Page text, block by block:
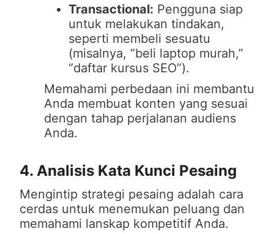
Transactional: Pengguna siap
untuk melakukan tindakan,
seperti membeli sesuatu
(misalnya, “beli laptop murah,”
“daftar kursus SEO”).
Memahami perbedaan ini membantu
Anda membuat konten yang sesuai
dengan tahap perjalanan audiens
Anda.
4. Analisis Kata Kunci Pesaing
Mengintip strategi pesaing adalah cara
cerdas untuk menemukan peluang dan
memahami lanskap kompetitif Anda.